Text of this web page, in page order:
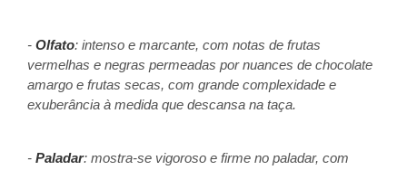
- Olfato: intenso e marcante, com notas de frutas
vermelhas e negras permeadas por nuances de chocolate
amargo e frutas secas, com grande complexidade e
exuberância à medida que descansa na taça.
- Paladar: mostra-se vigoroso e firme no paladar, com